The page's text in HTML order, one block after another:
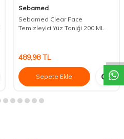
Sebamed
Sebamed Clear Face
Temizleyici Yüz Toniği 200 ML
489,98TL
Sepete Ekle